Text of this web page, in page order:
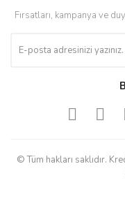
Fırsatları, kampanya ve
© Tüm hakları saklıdır.